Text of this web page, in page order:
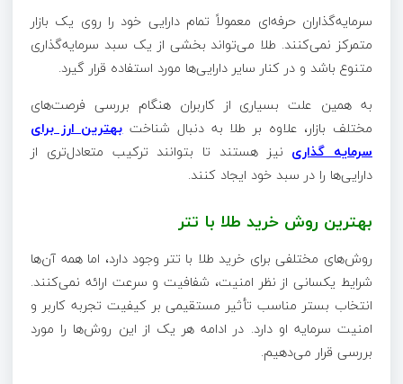
سرمایه‌گذاران حرفه‌ای معمولاً تمام دارایی خود را روی یک بازار
متمرکز نمی‌کنند. طلا می‌تواند بخشی از یک سبد سرمایه‌گذاری
متنوع باشد و در کنار سایر دارایی‌ها مورد استفاده قرار گیرد.
به همین علت بسیاری از کاربران هنگام بررسی فرصت‌های
مختلف بازار، علاوه بر طلا به دنبال شناختبهترین ارز برای
سرمایه گذاری نیز هستند تا بتوانند ترکیب متعادل‌تری از
دارایی‌ها را در سبد خود ایجاد کنند.
بهترین روش خرید طلا با تتر
روش‌های مختلفی برای خرید طلا با تتر وجود دارد، اما همه آن‌ها
شرایط یکسانی از نظر امنیت، شفافیت و سرعت ارائه نمی‌کنند.
انتخاب بستر مناسب تأثیر مستقیمی بر کیفیت تجربه کاربر و
امنیت سرمایه او دارد. در ادامه هر یک از این روش‌ها را مورد
بررسی قرار می‌دهیم.